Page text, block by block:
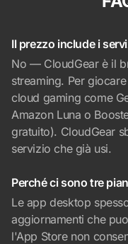
Il prezzo include i
No — CloudGear è il
streaming. Per
cloud gaming come
Amazon Luna o
gratuito). CloudGear
servizio che già usi.
Perché ci sono tre
Le app desktop
aggiornamenti che
l'App Store non